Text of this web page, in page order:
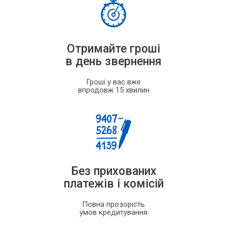
Отримайте гроші
в день звернення
Гроші у вас вже
впродовж 15 хвилин
Без прихованих
платежів і комісій
Повна прозорість
умов кредитування